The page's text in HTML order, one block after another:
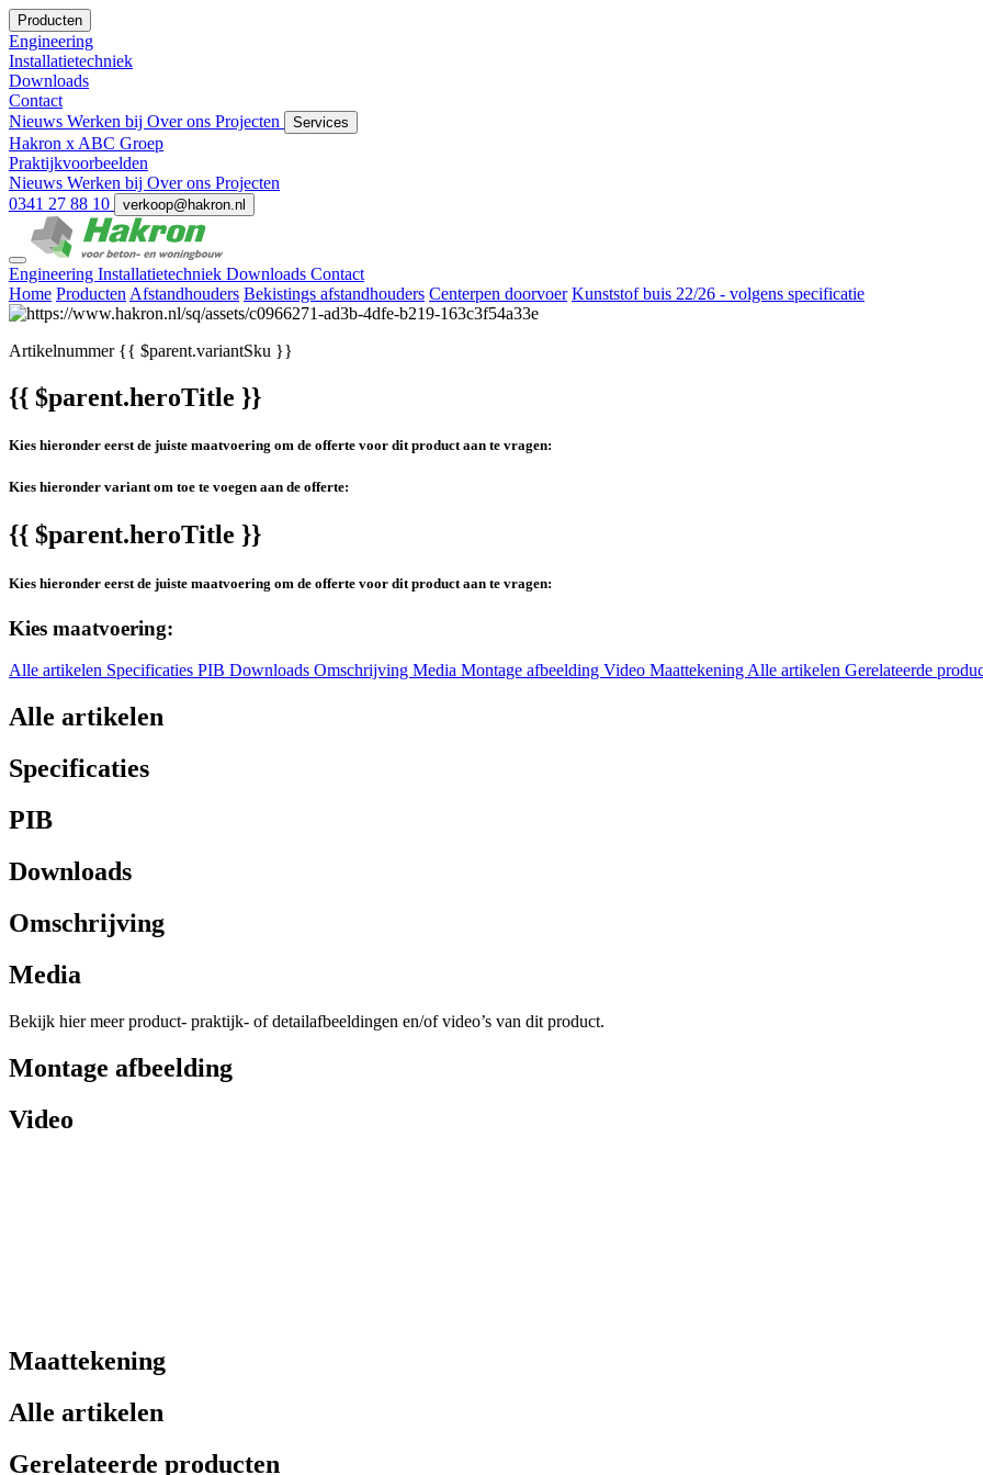
Producten
Engineering
Installatietechniek
Downloads
Contact
Nieuws Werken bij Over ons Projecten Services
Hakron x ABC Groep
Praktijkvoorbeelden
Nieuws Werken bij Over ons Projecten
0341 27 88 10
verkoop@hakron.nl
Engineering Installatietechniek Downloads Contact
Home Producten Afstandhouders Bekistings afstandhouders Centerpen doorvoer Kunststof buis 22/26 - volgens specificatie
Artikelnummer{{ $parent.variantSku }}
{{ $parent.heroTitle }}
Kies hieronder eerst de juiste maatvoering om de offerte voor dit product aan te vragen:
Kies hieronder variant om toe te voegen aan de offerte:
{{ $parent.heroTitle }}
Kies hieronder eerst de juiste maatvoering om de offerte voor dit product aan te vragen:
Kies maatvoering:
Alle artikelen Specificaties PIB Downloads Omschrijving Media Montage afbeelding Video MaattekeningAlle artikelen Gerelateerde
Alle artikelen
Specificaties
PIB
Downloads
Omschrijving
Media
Bekijk hier meer product- praktijk- of detailafbeeldingen en/of video’s van dit product.
Montage afbeelding
Video
Maattekening
Alle artikelen
Gerelateerde producten